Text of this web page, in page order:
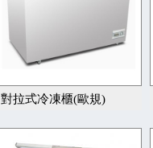
對拉式冷凍櫃(歐規)